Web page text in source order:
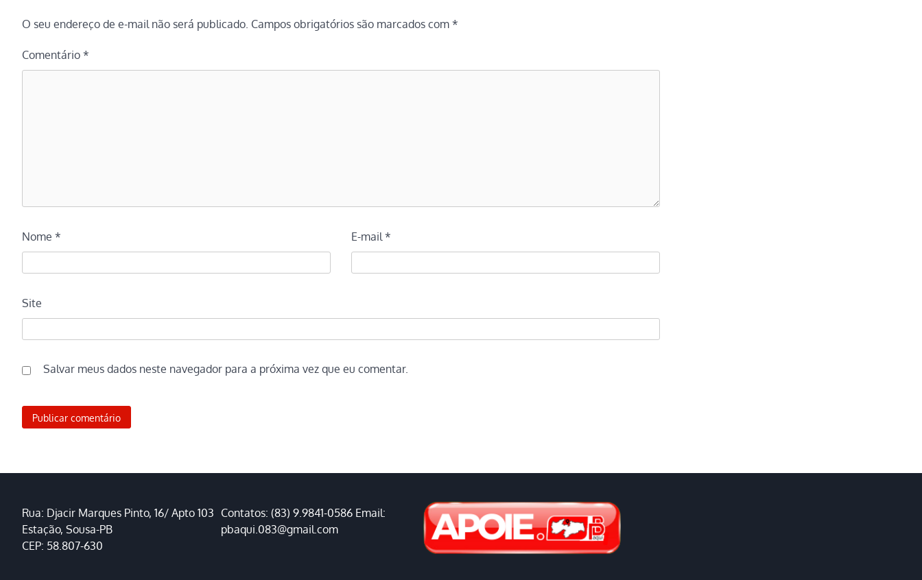
O seu endereço de e-mail não será publicado. Campos obrigatórios são marcados com *
Comentário *
Nome * E-mail*
Site
Salvar meus dados neste navegador para a próxima vez que eu comentar.
Rua: Djacir Marques Pinto, 16/ Apto 103
Estação, Sousa-PB
CEP: 58.807-630
Contatos: (83) 9.9841-0586 Email:
pbaqui.083@gmail.com